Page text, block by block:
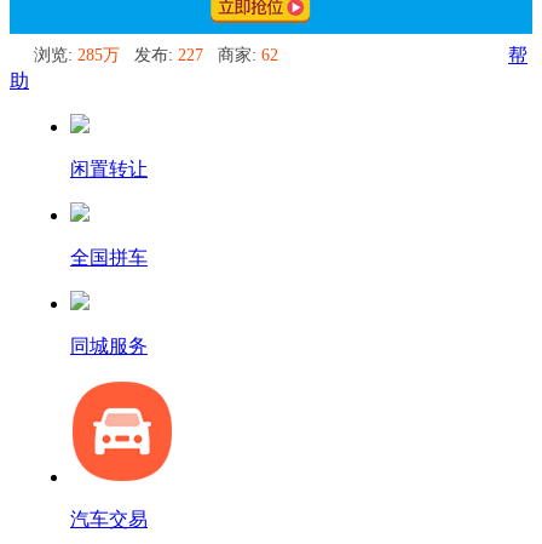
浏览: 285万 发布: 227 商家: 62
帮
助
闲置转让
全国拼车
同城服务
汽车交易